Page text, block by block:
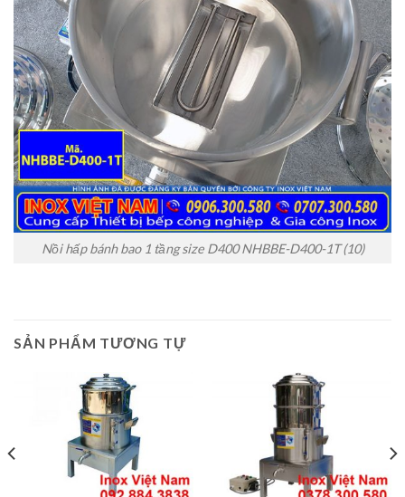
Nồi hấp bánh bao 1 tầng size D400 NHBBE-D400-1T (10)
SẢN PHẨM TƯƠNG TỰ